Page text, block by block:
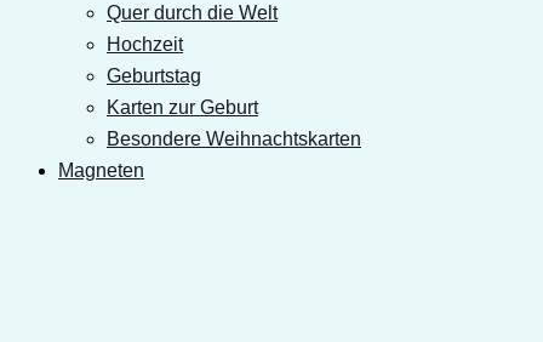
Quer durch die Welt
Hochzeit
Geburtstag
Karten zur Geburt
Besondere Weihnachtskarten
Magneten